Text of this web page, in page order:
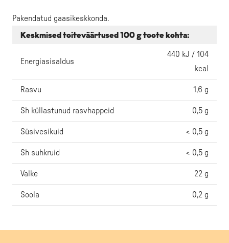
Pakendatud gaasikeskkonda.
Keskmised toiteväärtused 100 g toote kohta:
Energiasisaldus
440 kJ / 104
kcal
Rasvu 1,6 g
Sh küllastunud rasvhappeid 0,5 g
Süsivesikuid < 0,5 g
Sh suhkruid < 0,5 g
Valke 22 g
Soola 0,2 g